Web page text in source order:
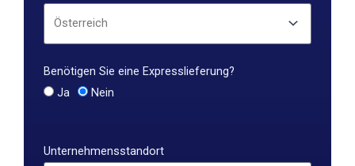
Benötigen Sie eine Expresslieferung?
Ja
Nein
Unternehmensstandort